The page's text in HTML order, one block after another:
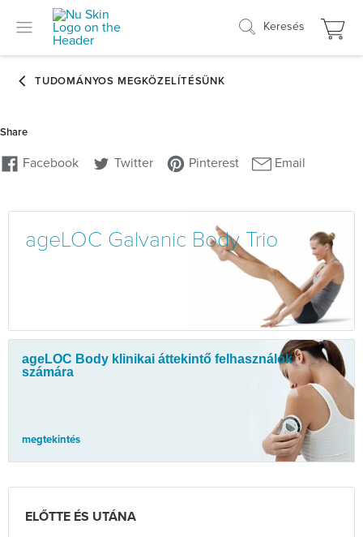
Keresés
ageLOC Galvanic Body Trio
ageLOC Body klinikai áttekintő felhasználók
számára
megtekintés
ELŐTTE ÉS UTÁNA